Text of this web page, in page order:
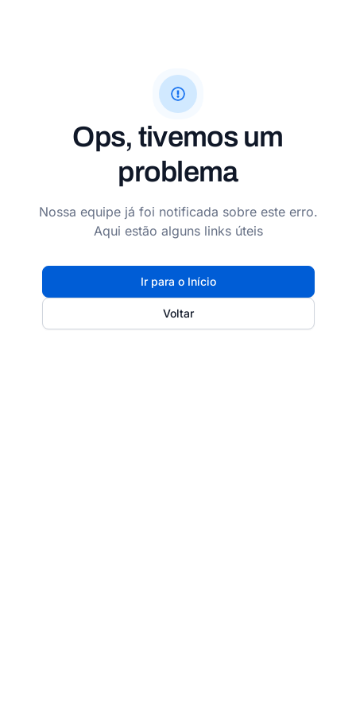
Ops, tivemos um
problema
Nossa equipe já foi notificada sobre este erro.
Aqui estão alguns links úteis
Ir para o Início
Voltar